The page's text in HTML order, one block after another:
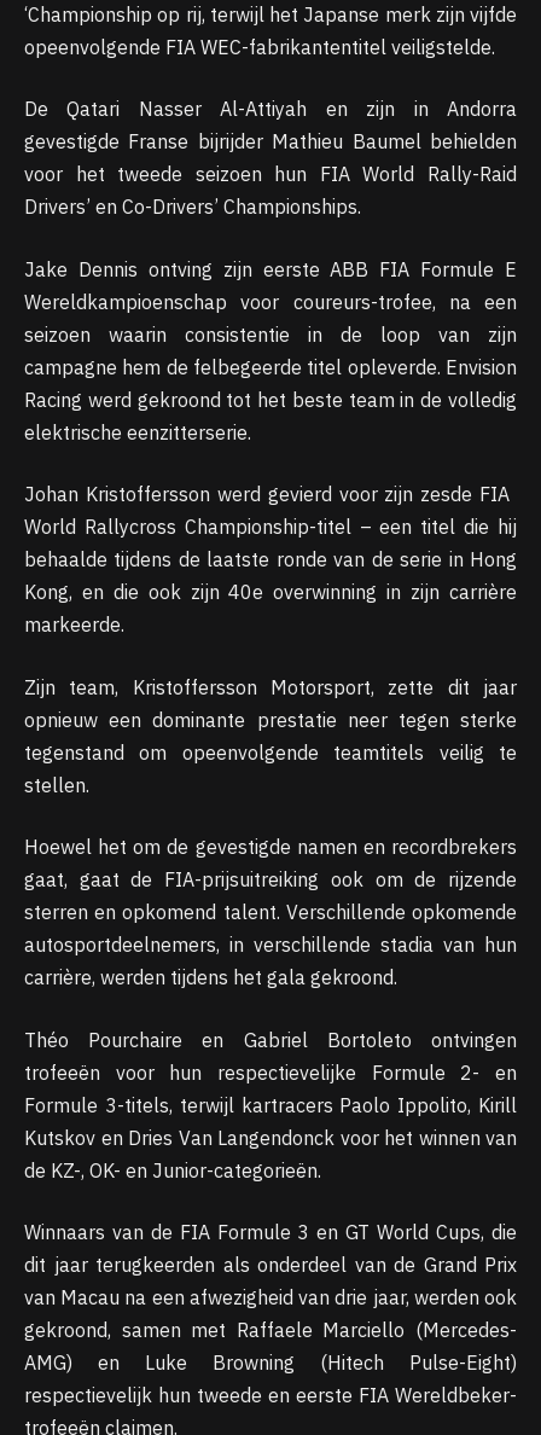
‘Championship op rij, terwijl het Japanse merk zijn vijfde
opeenvolgende FIA ​​WEC-fabrikantentitel veiligstelde.
De Qatari Nasser Al-Attiyah en zijn in Andorra
gevestigde Franse bijrijder Mathieu Baumel behielden
voor het tweede seizoen hun FIA World Rally-Raid
Drivers’ en Co-Drivers’ Championships.
Jake Dennis ontving zijn eerste ABB FIA Formule E
Wereldkampioenschap voor coureurs-trofee, na een
seizoen waarin consistentie in de loop van zijn
campagne hem de felbegeerde titel opleverde. Envision
Racing werd gekroond tot het beste team in de volledig
elektrische eenzitterserie.
Johan Kristoffersson werd gevierd voor zijn zesde FIA ​​
World Rallycross Championship-titel – een titel die hij
behaalde tijdens de laatste ronde van de serie in Hong
Kong, en die ook zijn 40e overwinning in zijn carrière
markeerde.
Zijn team, Kristoffersson Motorsport, zette dit jaar
opnieuw een dominante prestatie neer tegen sterke
tegenstand om opeenvolgende teamtitels veilig te
stellen.
Hoewel het om de gevestigde namen en recordbrekers
gaat, gaat de FIA-prijsuitreiking ook om de rijzende
sterren en opkomend talent. Verschillende opkomende
autosportdeelnemers, in verschillende stadia van hun
carrière, werden tijdens het gala gekroond.
Théo Pourchaire en Gabriel Bortoleto ontvingen
trofeeën voor hun respectievelijke Formule 2- en
Formule 3-titels, terwijl kartracers Paolo Ippolito, Kirill
Kutskov en Dries Van Langendonck voor het winnen van
de KZ-, OK- en Junior-categorieën.
Winnaars van de FIA ​​Formule 3 en GT World Cups, die
dit jaar terugkeerden als onderdeel van de Grand Prix
van Macau na een afwezigheid van drie jaar, werden ook
gekroond, samen met Raffaele Marciello (Mercedes-
AMG) en Luke Browning (Hitech Pulse-Eight)
respectievelijk hun tweede en eerste FIA ​​Wereldbeker-
trofeeën claimen.